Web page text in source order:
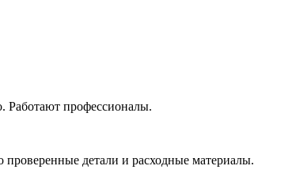
профессионалы.
детали и расходные материалы.